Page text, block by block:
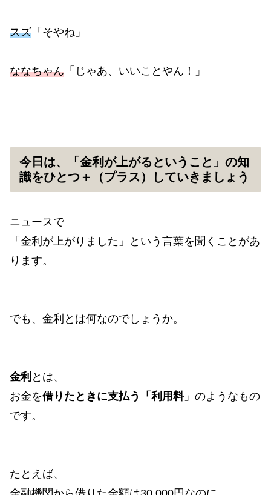
スズ 「そやね」
ななちゃん 「じゃあ、いいことやん！」
今日は、「金利が上がるということ」の知
識をひとつ＋（プラス）していきましょう
ニュースで
「金利が上がりました」という言葉を聞くことがあ
ります。
でも、金利とは何なのでしょうか。
金利 とは、
お金を借りたときに支払う「利用料」のようなもの
です。
たとえば、